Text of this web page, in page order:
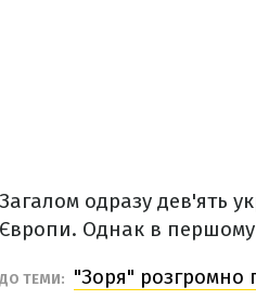
Загалом одразу дев'ять
Європи. Однак в першому
ДО ТЕМИ: "Зоря" розгромно